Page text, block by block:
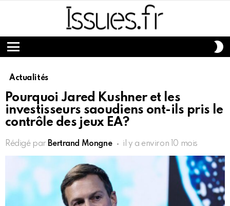
Menu
Actualités
Pourquoi Jared Kushner et les
investisseurs saoudiens ont-ils pris le
contrôle des jeux EA?
Rédigé par Bertrand Mongne il y a environ 10 mois